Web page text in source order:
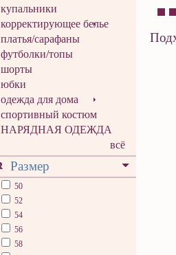
купальники
корректирующее белье
платья/сарафаны
футболки/топы
шорты
юбки
одежда для дома
спортивный костюм
НАРЯДНАЯ ОДЕЖДА
всё
Размер
50
52
54
56
58